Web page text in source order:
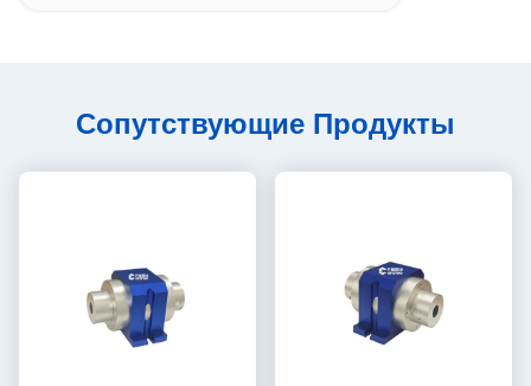
Сопутствующие Продукты